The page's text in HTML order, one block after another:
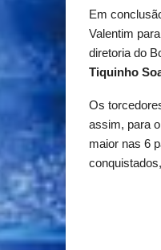
Em
Valentim
diretoria do
Tiquinho
Os
assim, para
maior nas 6
conquistados,